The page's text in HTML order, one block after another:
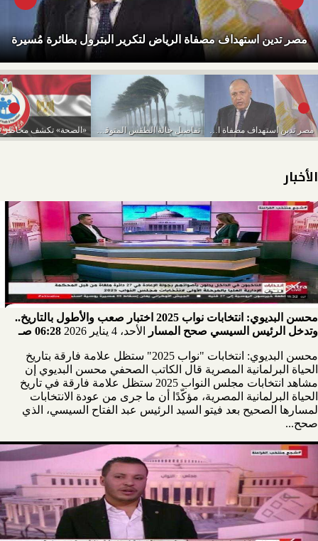
مصر تدين استهداف مصفاة الرياض لتكرير البترول بطائرة مُسيرة
مصر تدين استهداف مصفاة الرياض لتكرير البترول بطائرة...
الأخبار
محسن البديوي: انتخابات نواب 2025 اختبار صعب والأطول بالتاريخ..
وتدخل الرئيس السيسي صحح المسار
الأحد، 4 يناير 2026 06:28 صـ
محسن البديوي: انتخابات "نواب 2025" ستظل علامة فارقة بتاريخ
الحياة البرلمانية المصرية قال الكاتب الصحفي محسن البديوي إن
مشاهد انتخابات مجلس النواب 2025 ستظل علامة فارقة في تاريخ
الحياة البرلمانية المصرية، مؤكّدًا أن ما جرى من عودة الانتخابات
لمسارها الصحيح بعد فيتو السيد الرئيس عبد الفتاح السيسي، الذي
صحح...